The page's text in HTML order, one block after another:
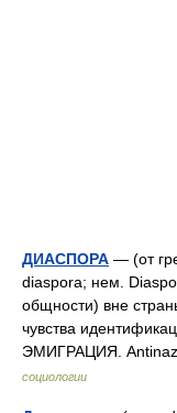
ДИАСПОРА — (от
diaspora; нем.
общности) вне
чувства
ЭМИГРАЦИЯ.
социологии